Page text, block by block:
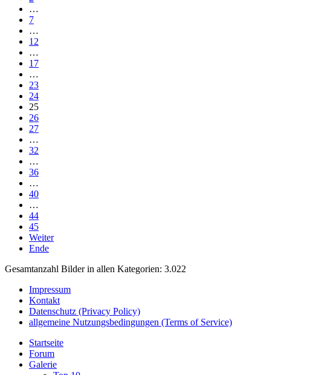
…
7
…
12
…
17
…
23
24
25
26
27
…
32
…
36
…
40
…
44
45
Weiter
Ende
Gesamtanzahl Bilder in allen Kategorien: 3.022
Impressum
Kontakt
Datenschutz (Privacy Policy)
allgemeine Nutzungsbedingungen (Terms of Service)
Startseite
Forum
Galerie